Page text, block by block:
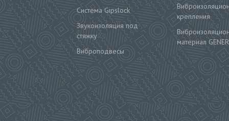
Система Gipslock
Звукоизоляция под
стяжку
Виброподвесы
крепления
материал